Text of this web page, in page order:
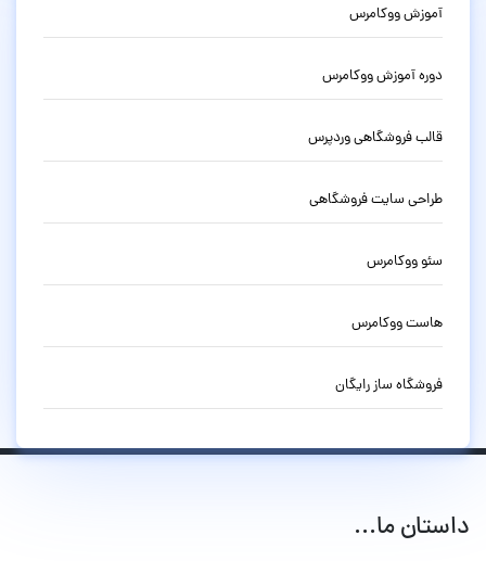
آموزش ووکامرس
دوره آموزش ووکامرس
قالب فروشگاهی وردپرس
طراحی سایت فروشگاهی
سئو ووکامرس
هاست ووکامرس
فروشگاه ساز رایگان
داستان ما...